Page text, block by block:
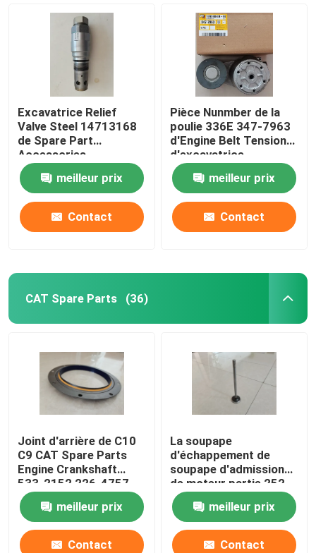
Maison
Au sujet de nous
Visite d'usine
Contrôle de qualité
Contactez-nous
Nouvelles
Excavatrice Relief
Valve Steel 14713168
de Spare Part
Accessories
d'excavatrice d'E350D
meilleur prix
Contact
Pièce Nunmber de la
poulie 336E 347-7963
d'Engine Belt Tensioner
d'excavatrice
meilleur prix
Contact
CAT Spare Parts (36)
Joint d'arrière de C10
C9 CAT Spare Parts
Engine Crankshaft
533-2152 226-4757
2264757
meilleur prix
Contact
La soupape
d'échappement de
soupape d'admission
de moteur partie 252-
7802 224-3030
adaptée aux besoins du
client
meilleur prix
Contact